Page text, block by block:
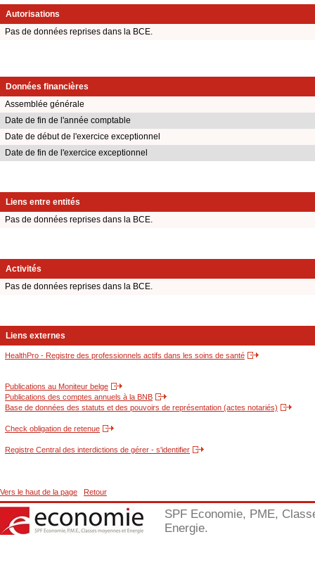
Autorisations
Pas de données reprises dans la BCE.
Données financières
Assemblée générale
Date de fin de l'année comptable
Date de début de l'exercice exceptionnel
Date de fin de l'exercice exceptionnel
Liens entre entités
Pas de données reprises dans la BCE.
Activités
Pas de données reprises dans la BCE.
Liens externes
HealthPro - Registre des professionnels actifs dans les soins de santé
Publications au Moniteur belge
Publications des comptes annuels à la BNB
Base de données des statuts et des pouvoirs de représentation (actes notariés)
Check obligation de retenue
Registre Central des interdictions de gérer - s'identifier
Vers le haut de la page Retour
SPF Economie, PME,
Energie.